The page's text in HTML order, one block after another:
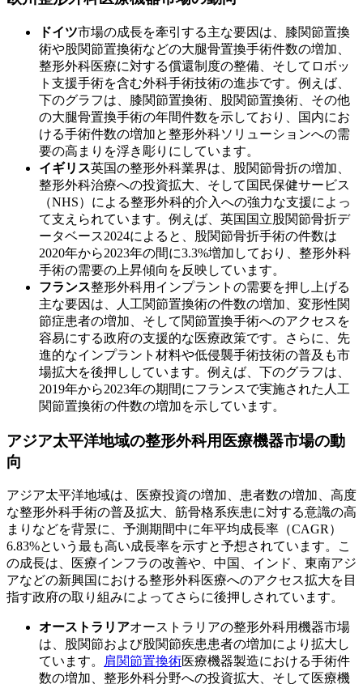
ドイツ市場の成長を牽引する主な要因は、膝関節置換
術や股関節置換術などの大腿骨置換手術件数の増加、
整形外科医療に対する償還制度の整備、そしてロボッ
ト支援手術を含む外科手術技術の進歩です。例えば、
下のグラフは、膝関節置換術、股関節置換術、その他
の大腿骨置換手術の年間件数を示しており、国内にお
ける手術件数の増加と整形外科ソリューションへの需
要の高まりを浮き彫りにしています。
イギリス英国の整形外科業界は、股関節骨折の増加、
整形外科治療への投資拡大、そして国民保健サービス
（NHS）による整形外科的介入への強力な支援によっ
て支えられています。例えば、英国国立股関節骨折デ
ータベース2024によると、股関節骨折手術の件数は
2020年から2023年の間に3.3%増加しており、整形外科
手術の需要の上昇傾向を反映しています。
フランス整形外科用インプラントの需要を押し上げる
主な要因は、人工関節置換術の件数の増加、変形性関
節症患者の増加、そして関節置換手術へのアクセスを
容易にする政府の支援的な医療政策です。さらに、先
進的なインプラント材料や低侵襲手術技術の普及も市
場拡大を後押ししています。例えば、下のグラフは、
2019年から2023年の期間にフランスで実施された人工
関節置換術の件数の増加を示しています。
アジア太平洋地域の整形外科用医療機器市場の動
向
アジア太平洋地域は、医療投資の増加、患者数の増加、高度
な整形外科手術の普及拡大、筋骨格系疾患に対する意識の高
まりなどを背景に、予測期間中に年平均成長率（CAGR）
6.83%という最も高い成長率を示すと予想されています。こ
の成長は、医療インフラの改善や、中国、インド、東南アジ
アなどの新興国における整形外科医療へのアクセス拡大を目
指す政府の取り組みによってさらに後押しされています。
オーストラリアオーストラリアの整形外科用機器市場
は、股関節および股関節疾患患者の増加により拡大し
ています。 肩関節置換術医療機器製造における手術件
数の増加、整形外科分野への投資拡大、そして医療機